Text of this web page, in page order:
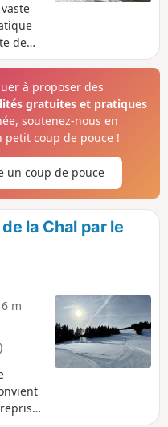
de
au
à proposer des
gratuites et pratiques
soutenez-nous en
petit coup de pouce !
un coup de pouce
la Chal par le
m